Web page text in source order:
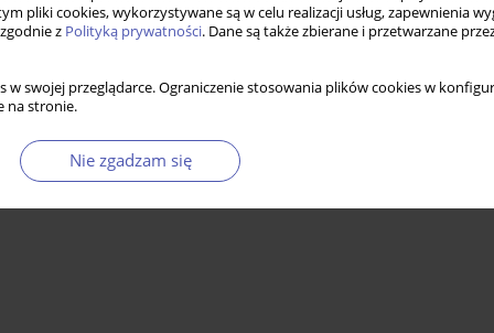
pliki cookies, wykorzystywane są w celu realizacji usług, zapewnienia
z Polityką prywatności. Dane są także zbierane i przetwarzane
w swojej przeglądarce. Ograniczenie stosowania plików cookies w
na stronie.
Nie zgadzam się
ekonomia głównego nurtu heterodoksja ekonomiczna